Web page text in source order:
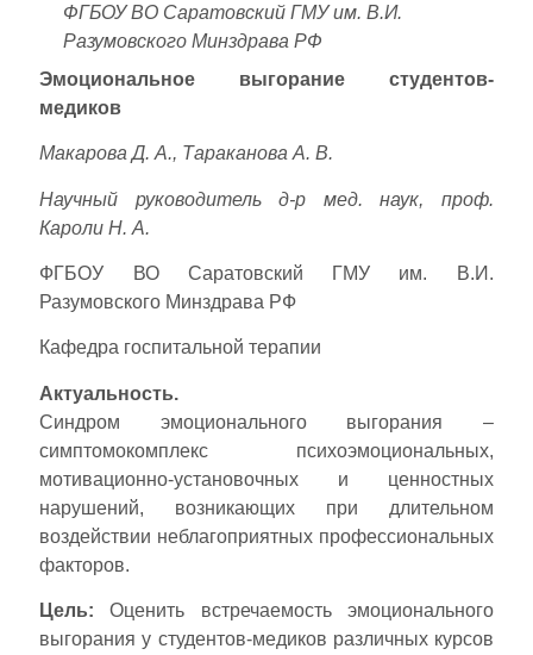
ФГБОУ ВО Саратовский ГМУ им. В.И.
Разумовского Минздрава РФ
Эмоциональное выгорание студентов-
медиков
Макарова Д. А., Тараканова А. В.
Научный руководитель д-р мед. наук, проф.
Кароли Н. А.
ФГБОУ ВО Саратовский ГМУ им. В.И.
Разумовского Минздрава РФ
Кафедра госпитальной терапии
Актуальность.
Синдром эмоционального выгорания –
симптомокомплекс психоэмоциональных,
мотивационно-установочных и ценностных
нарушений, возникающих при длительном
воздействии неблагоприятных профессиональных
факторов.
Цель: Оценить встречаемость эмоционального
выгорания у студентов-медиков различных курсов